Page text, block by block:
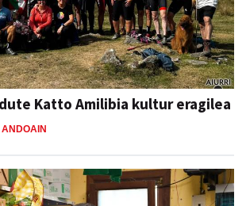
Katto Amilibia kultur eragilea
ANDOAIN